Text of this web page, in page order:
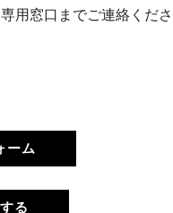
用窓口までご連絡くださ
ーム
る